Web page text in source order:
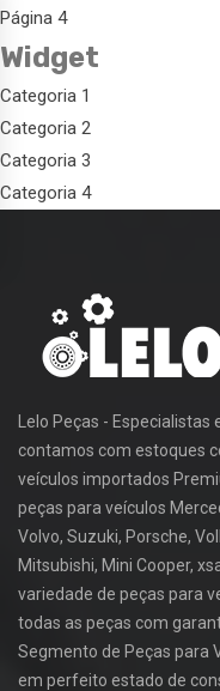
Página 4
Widget
Categoria 1
Categoria 2
Categoria 3
Categoria 4
Lelo Peças -
contamos com estoques
veículos importados
peças para veículos
Volvo, Suzuki, Porsche,
Mitsubishi, Mini Cooper,
variedade de peças para
todas as peças com
Segmento de Peças para
em perfeito estado de